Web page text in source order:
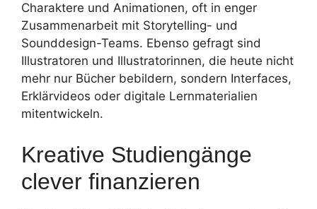
Charaktere und Animationen, oft in enger
Zusammenarbeit mit Storytelling- und
Sounddesign-Teams. Ebenso gefragt sind
Illustratoren und Illustratorinnen, die heute nicht
mehr nur Bücher bebildern, sondern Interfaces,
Erklärvideos oder digitale Lernmaterialien
mitentwickeln.
Kreative Studiengänge
clever finanzieren